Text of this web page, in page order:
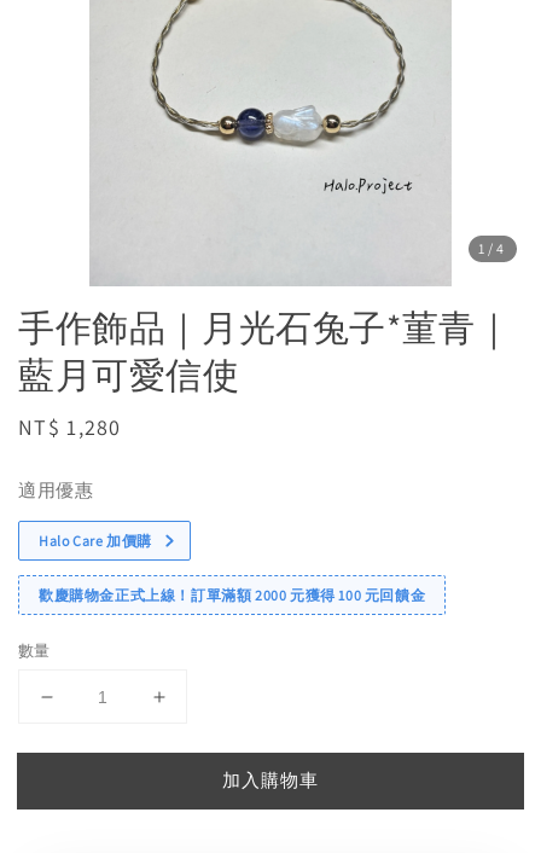
1 /4
手作飾品｜月光石兔子*菫青｜
藍月可愛信使
Regular
NT$ 1,280
適用優惠
Halo Care 加價購
歡慶購物金正式上線！訂單滿額 2000 元獲得 100 元回饋金
數量
加入購物車